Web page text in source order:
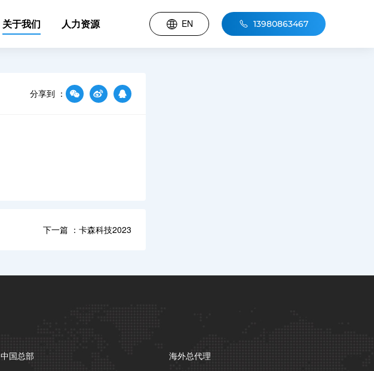
关于我们 人力资源 EN 13980863467
分享到 ：
下一篇 ：卡森科技2023
中国总部
海外总代理